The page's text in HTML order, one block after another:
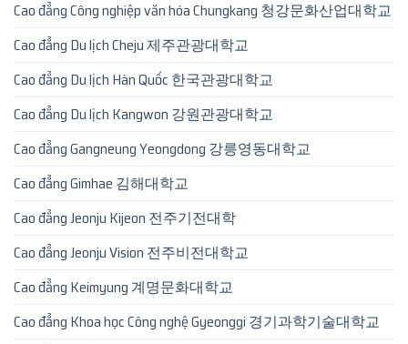
Cao đẳng Công nghiệp văn hóa Chungkang 청강문화산업대학교
Cao đẳng Du lịch Cheju 제주관광대학교
Cao đẳng Du lịch Hàn Quốc 한국관광대학교
Cao đẳng Du lịch Kangwon 강원관광대학교
Cao đẳng Gangneung Yeongdong 강릉영동대학교
Cao đẳng Gimhae 김해대학교
Cao đẳng Jeonju Kijeon 전주기전대학
Cao đẳng Jeonju Vision 전주비전대학교
Cao đẳng Keimyung 계명문화대학교
Cao đẳng Khoa học Công nghệ Gyeonggi 경기과학기술대학교